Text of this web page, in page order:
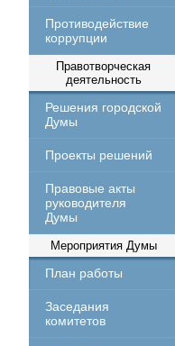
Противодействие
коррупции
Правотворческая
деятельность
Решения городской
Думы
Проекты решений
Правовые акты
руководителя
Думы
Мероприятия Думы
План работы
Заседания
комитетов